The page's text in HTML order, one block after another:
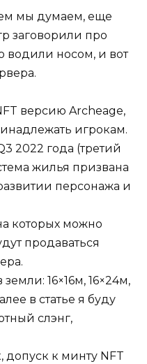
мы думаем, еще
заговорили про
водили носом, и вот
версию Archeage,
игрокам.
2022 года (третий
жилья призвана
персонажа и
которых можно
продаваться
16×16м, 16×24м,
в статье я буду
слэнг,
допуск к минту NFT